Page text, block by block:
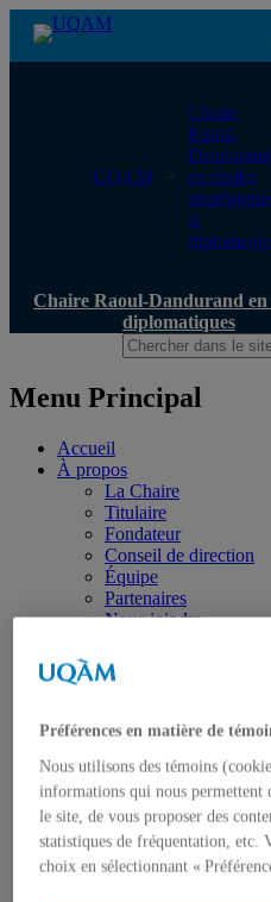
Chaire Raoul-Dandurand en
UQAM
Chaire
Raoul-
Dandurand
en études
et
Chaire Raoul-Dandurand en
diplomatiques
Menu Principal
Accueil
À propos
La Chaire
Titulaire
Fondateur
Conseil de direction
Équipe
Partenaires
Nous joindre
États-Unis
Centre FrancoPaix
Moyen-Orient et
Accueil
Répertoire
Chercheur-e-s
Tou-te-s les
États-Unis
Centre FrancoPaix
Préférences en matière de
Nous utilisons des témoins
informations qui nous permettent
le site, de vous proposer des
statistiques de fréquentation, etc.
choix en sélectionnant «